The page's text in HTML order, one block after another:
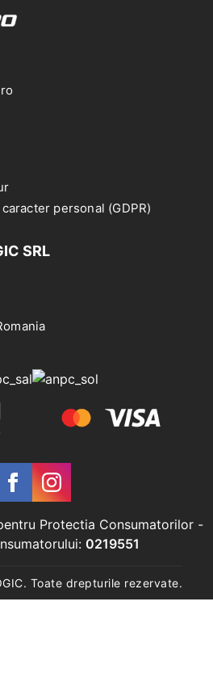
personal (GDPR)
SRL
Protectia Consumatorilor -
0219551
Toate drepturile rezervate.